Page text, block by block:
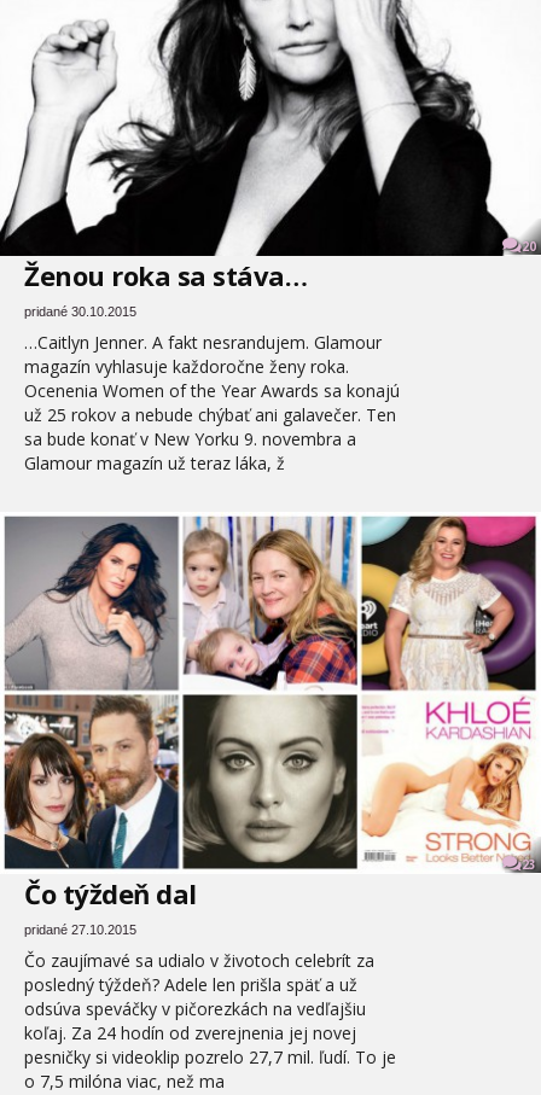
20
Ženou roka sa stáva…
pridané 30.10.2015
…Caitlyn Jenner. A fakt nesrandujem. Glamour
magazín vyhlasuje každoročne ženy roka.
Ocenenia Women of the Year Awards sa konajú
už 25 rokov a nebude chýbať ani galavečer. Ten
sa bude konať v New Yorku 9. novembra a
Glamour magazín už teraz láka, ž
23
Čo týždeň dal
pridané 27.10.2015
Čo zaujímavé sa udialo v životoch celebrít za
posledný týždeň? Adele len prišla späť a už
odsúva speváčky v pičorezkách na vedľajšiu
koľaj. Za 24 hodín od zverejnenia jej novej
pesničky si videoklip pozrelo 27,7 mil. ľudí. To je
o 7,5 milóna viac, než ma